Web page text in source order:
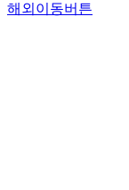
해외이동버튼